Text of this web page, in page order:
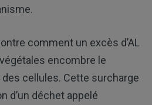
comment un excès d’AL
encombre le
cellules. Cette surcharge
d’un déchet appelé